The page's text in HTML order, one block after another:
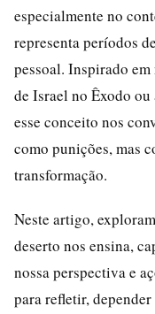
especialmente no
representa períodos
pessoal. Inspirado
de Israel no Êxodo ou
esse conceito nos
como punições, mas
transformação.
Neste artigo,
deserto nos ensina,
nossa perspectiva e
para refletir,